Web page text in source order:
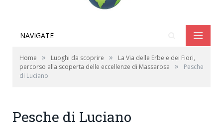
NAVIGATE
Home » Luoghi da scoprire »
La Via delle Erbe e dei Fiori,
percorso alla scoperta delle eccellenze di Massarosa
»
Pesche
di Luciano
Pesche di Luciano